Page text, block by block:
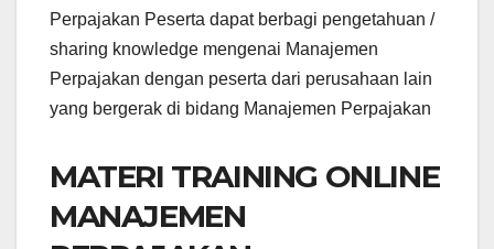
Perpajakan Peserta dapat berbagi pengetahuan /
sharing knowledge mengenai Manajemen
Perpajakan dengan peserta dari perusahaan lain
yang bergerak di bidang Manajemen Perpajakan
MATERI TRAINING ONLINE
MANAJEMEN